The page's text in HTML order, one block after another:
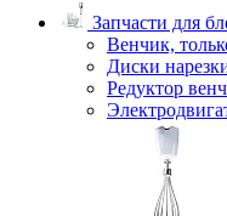
Запчасти для
Венчик,
Диски
Редуктор